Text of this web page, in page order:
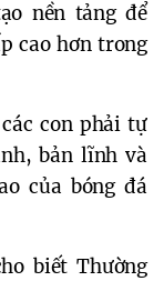
nền tảng để
cao hơn trong
con phải tự
bản lĩnh và
của bóng đá
biết Thường